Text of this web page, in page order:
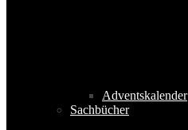
Adventskalender
Sachbücher